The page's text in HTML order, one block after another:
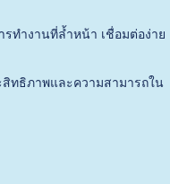
ทำงานที่ล้ำหน้า เชื่อมต่อง่าย
สิทธิภาพและความสามารถใน